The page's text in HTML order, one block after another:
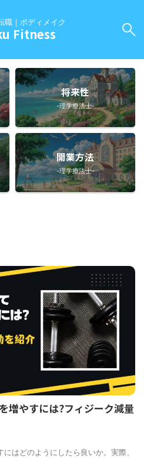
職｜ボディメイク
Fitness
将来性
-理学療法士-
開業方法
-理学療法士-
増やすには?フィジーク減量
はどのようにしたら良いか。実際、